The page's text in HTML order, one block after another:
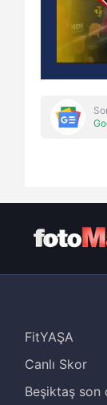
FitYAŞA
Canlı Skor
Beşiktaş son